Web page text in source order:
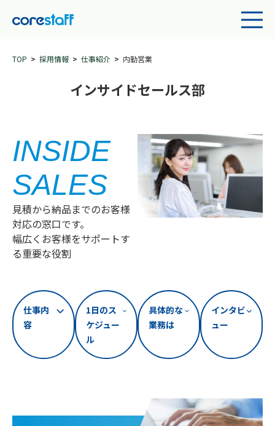
TOP 採用情報 仕事紹介 内勤営業
インサイドセールス部
INSIDE
SALES
見積から納品までのお客様
対応の窓口です。
幅広くお客様をサポートす
る重要な役割
仕事内
容
1日のス
ケジュー
ル
具体的な
業務は
インタビ
ュー